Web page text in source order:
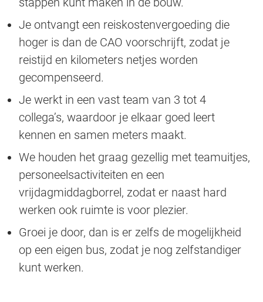
Je ontvangt een reiskostenvergoeding die
hoger is dan de CAO voorschrijft, zodat je
reistijd en kilometers netjes worden
gecompenseerd.
Je werkt in een vast team van 3 tot 4
collega’s, waardoor je elkaar goed leert
kennen en samen meters maakt.
We houden het graag gezellig met teamuitjes,
personeelsactiviteiten en een
vrijdagmiddagborrel, zodat er naast hard
werken ook ruimte is voor plezier.
Groei je door, dan is er zelfs de mogelijkheid
op een eigen bus, zodat je nog zelfstandiger
kunt werken.